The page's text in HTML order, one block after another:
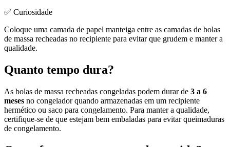
✅ Curiosidade
Coloque uma camada de papel manteiga entre as camadas de bolas
de massa recheadas no recipiente para evitar que grudem e manter a
qualidade.
Quanto tempo dura?
As bolas de massa recheadas congeladas podem durar de 3 a 6
meses no congelador quando armazenadas em um recipiente
hermético ou saco para congelamento. Para manter a qualidade,
certifique-se de que estejam bem embaladas para evitar queimaduras
de congelamento.